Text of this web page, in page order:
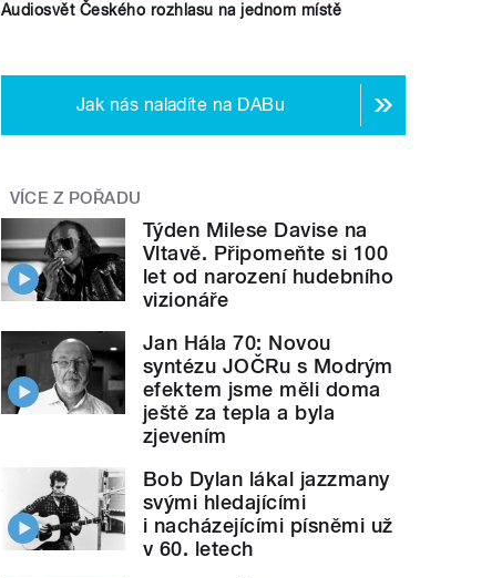
Audiosvět Českého rozhlasu na jednom místě
Jak nás naladíte na DABu
VÍCE Z POŘADU
Týden Milese Davise na
Vltavě. Připomeňte si 100
let od narození hudebního
vizionáře
Jan Hála 70: Novou
syntézu JOČRu s Modrým
efektem jsme měli doma
ještě za tepla a byla
zjevením
Bob Dylan lákal jazzmany
svými hledajícími
i nacházejícími písněmi už
v 60. letech